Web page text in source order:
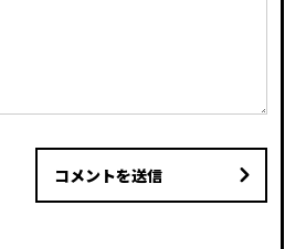
コメントを送信